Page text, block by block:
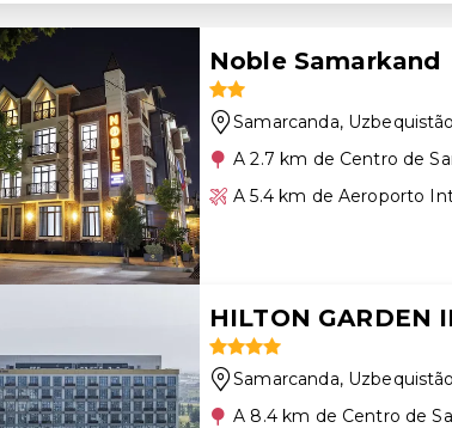
Noble Samarkand
Samarcanda, Uzbequistão
A 2.7 km de Centro de
A 5.4 km de Aeroporto
HILTON GARDEN
Samarcanda, Uzbequistão
A 8.4 km de Centro de